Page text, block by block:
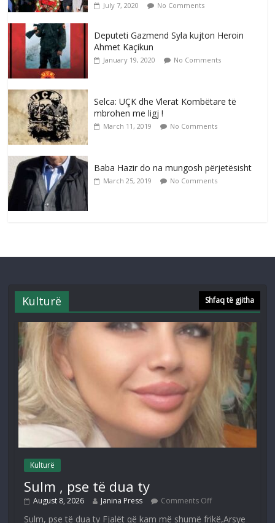
July 7, 2020 No Comments
Deputeti Gazmend Syla kujton Heroin
Ahmet Kaçikun
January 19, 2020 No Comments
Selca: UÇK dhe Vlerat Kombëtare të
mbrohen me ligj !
March 11, 2019 No Comments
Baba Hazir do na mungosh përjetësisht
March 25, 2019 No Comments
Kulturë Shfaq të gjitha
Kulturë
Sulm , pse të dua ty
August 8, 2026 Janina Press Comments Off
Sulm, pse të dua ty Fjalët që kam më shumë frikë,Arsye